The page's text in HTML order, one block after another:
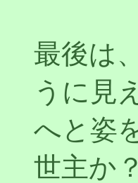
最後は
うに見
へと姿
世主か